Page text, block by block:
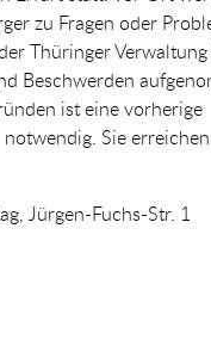
zu Fragen oder
Thüringer
Beschwerden
ist eine vorherige
Sie
Jürgen-Fuchs-Str. 1